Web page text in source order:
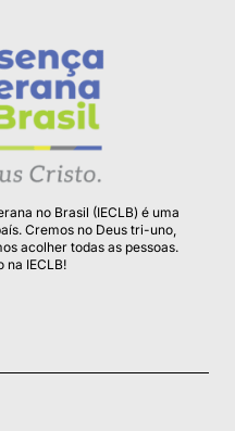
no Brasil (IECLB) é uma
Cremos no Deus tri-uno,
acolher todas as pessoas.
na IECLB!